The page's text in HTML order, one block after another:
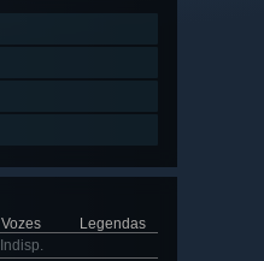
Vozes
Legendas
Indisp.